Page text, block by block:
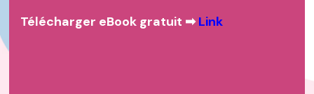
Télécharger eBook gratuit ➡Link